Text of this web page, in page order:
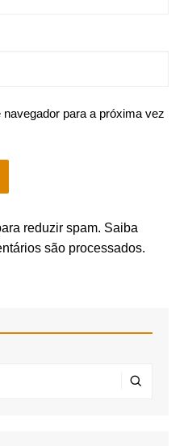
para a próxima vez
reduzir spam. Saiba
são processados.